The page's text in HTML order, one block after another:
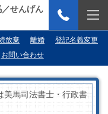
せんげん
放棄 離婚
登記名義変更
お問い合わせ
美馬司法書士・行政書